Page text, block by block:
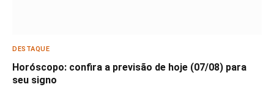
DESTAQUE
Horóscopo: confira a previsão de hoje (07/08) para
seu signo